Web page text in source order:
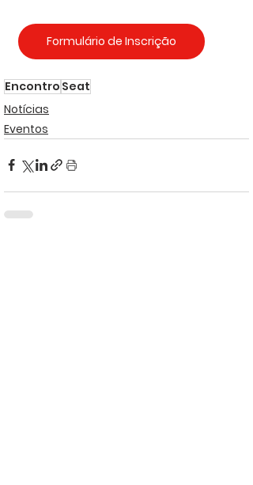
Formulário de Inscrição
Encontro Seat
Notícias
Eventos